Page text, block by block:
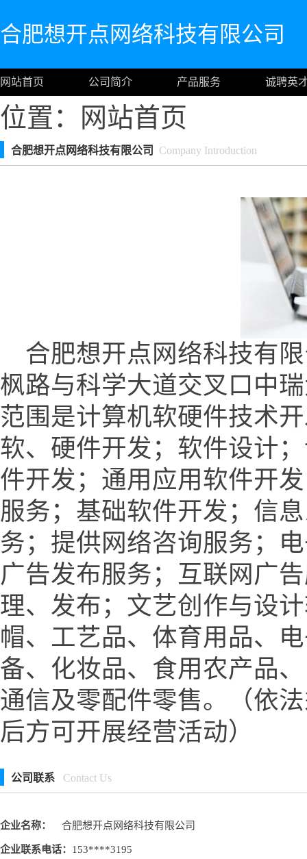
合肥想开点网络科技有限公司
网站首页 公司简介 产品服务 诚聘英
位置： 网站首页
合肥想开点网络科技有限公司 Company Introduction
合肥想开点网络科技有
枫路与科学大道交叉口中
范围是计算机软硬件技术
软、硬件开发；软件设计
件开发；通用应用软件开
服务；基础软件开发；信
务；提供网络咨询服务；
广告发布服务；互联网广
理、发布；文艺创作与设
帽、工艺品、体育用品、
备、化妆品、食用农产品
通信及零配件零售。（依
后方可开展经营活动）
公司联系 Contact Us
企业名称： 合肥想开点网络科技有限公司
企业联系电话： 153****3195